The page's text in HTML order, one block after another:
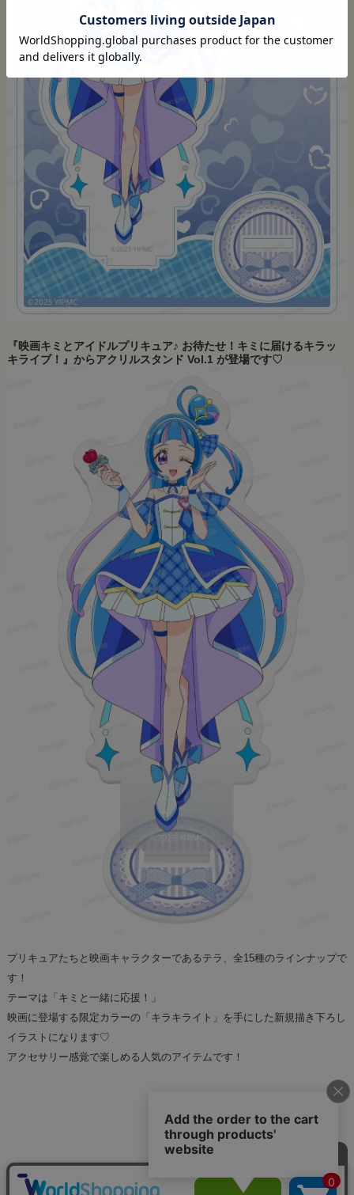
『映画キミとアイドルプリキュア♪ お待たせ！キミに届けるキラッ
キライブ！』からアクリルスタンド Vol.1 が登場です♡
プリキュアたちと映画キャラクターであるテラ、全15種のラインナップで
す！
テーマは「キミと一緒に応援！」
映画に登場する限定カラーの「キラキライト」を手にした新規描き下ろし
イラストになります♡
アクセサリー感覚で楽しめる人気のアイテムです！